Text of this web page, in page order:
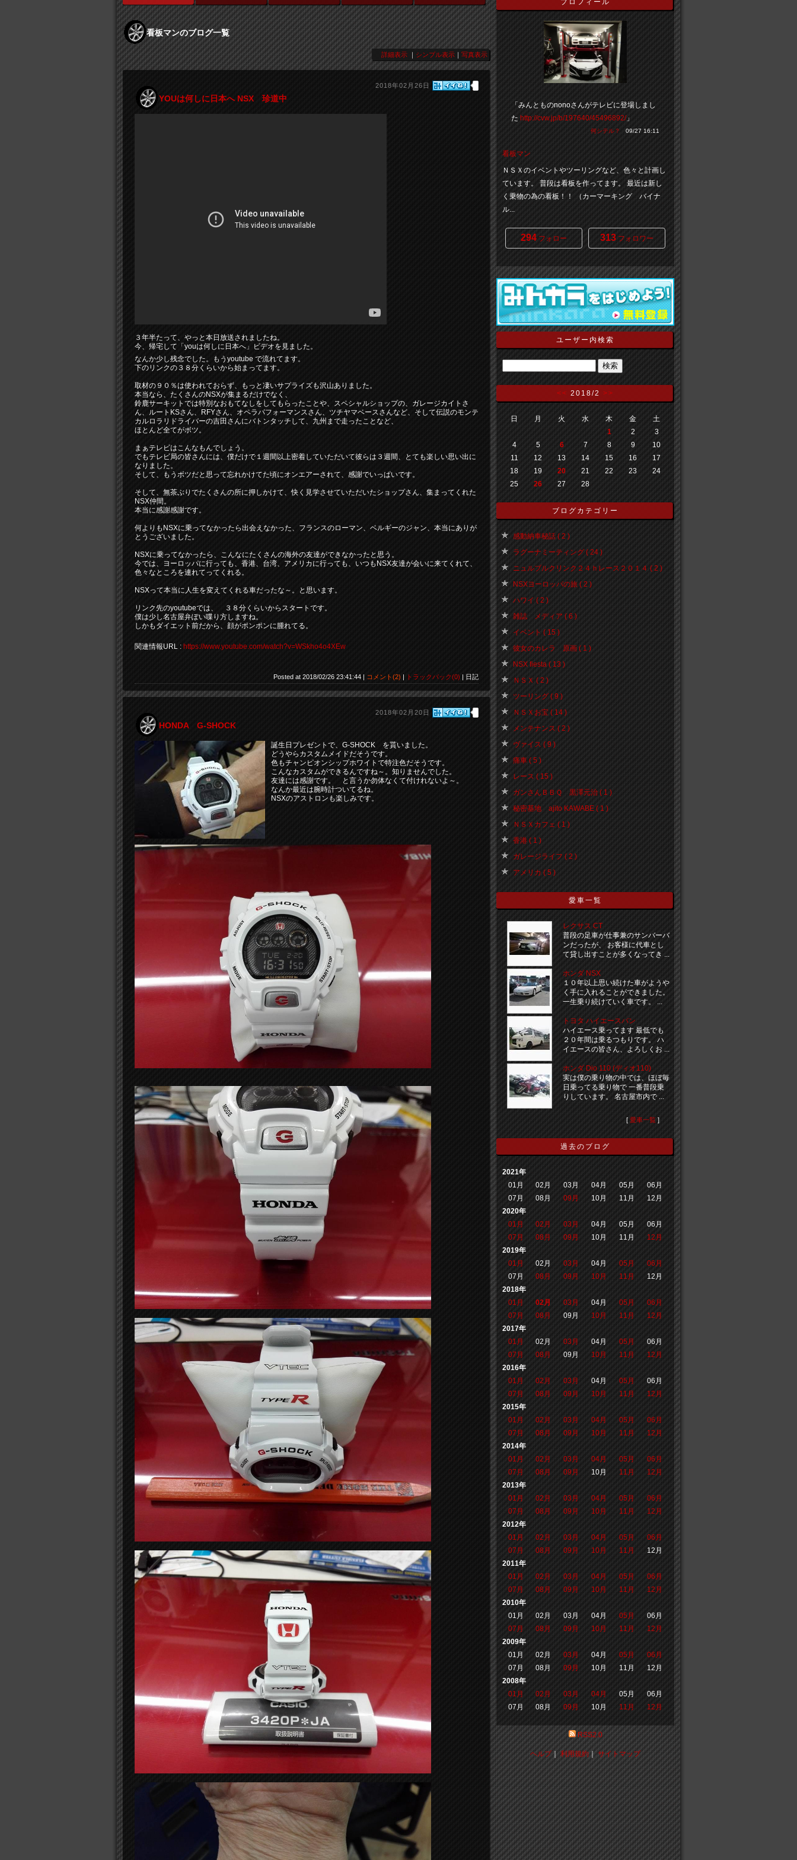
看板マンのブログ一覧
詳細表示 ｜ シンプル表示 ｜ 写真表示
2018年02月26日
YOUは何しに日本へ NSX 珍道中
３年半たって、やっと本日放送されましたね。
今、帰宅して「youは何しに日本へ」ビデオを見ました。
なんか少し残念でした。もうyoutube で流れてます。
下のリンクの３８分くらいから始まってます。
取材の９０％は使われておらず、もっと凄いサプライズも沢山ありました。
本当なら、たくさんのNSXが集まるだけでなく、
鈴鹿サーキットでは特別なおもてなしをしてもらったことや、スペシャルショップの、ガレージカイトさ
ん、ルートKSさん、RFYさん、オペラパフォーマンスさん、ツチヤマベースさんなど、そして伝説のモンテ
カルロラリドライバーの吉田さんにバトンタッチして、九州まで走ったことなど、
ほとんど全てがボツ。
まぁテレビはこんなもんでしょう。
でもテレビ局の皆さんには、僕だけで１週間以上密着していただいて彼らは３週間、とても楽しい思い出に
なりました。
そして、もうボツだと思って忘れかけてた頃にオンエアーされて、感謝でいっぱいです。
そして、無茶ぶりでたくさんの所に押しかけて、快く見学させていただいたショップさん、集まってくれた
NSX仲間。
本当に感謝感謝です。
何よりもNSXに乗ってなかったら出会えなかった、フランスのローマン、ベルギーのジャン、本当にありが
とうございました。
NSXに乗ってなかったら、こんなにたくさんの海外の友達ができなかったと思う。
今では、ヨーロッパに行っても、香港、台湾、アメリカに行っても、いつもNSX友達が会いに来てくれて、
色々なところを連れてってくれる。
NSXって本当に人生を変えてくれる車だったな～。と思います。
リンク先のyoutubeでは、 ３８分くらいからスタートです。
僕は少し名古屋弁ぽい喋り方しますね。
しかもダイエット前だから、顔がポンポンに腫れてる。
関連情報URL : https://www.youtube.com/watch?v=WSkho4o4XEw
Posted at 2018/02/26 23:41:44 | コメント(2) | トラックバック(0) | 日記
2018年02月20日
HONDA G-SHOCK
誕生日プレゼントで、G-SHOCK を貰いました。
どうやらカスタムメイドだそうです。
色もチャンピオンシップホワイトで特注色だそうです。
こんなカスタムができるんですね～。知りませんでした。
友達には感謝です。 と言うか勿体なくて付けれないよ～。
なんか最近は腕時計ついてるね。
NSXのアストロンも楽しみです。
プロフィール
「みんとものnonoさんがテレビに登場しまし
た http://cvw.jp/b/197640/45496892/」
何シテル？ 09/27 16:11
看板マン
ＮＳＸのイベントやツーリングなど、色々と計画し
ています。 普段は看板を作ってます。 最近は新し
く乗物の為の看板！！ （カーマーキング バイナ
ル...
294 フォロー 313 フォロワー
ユーザー内検索
<<2018/2>>
日 月 火 水 木 金
土
1
2
3
4
5 6 7 8 9
10
11
12 13 14 15 16
17
18
19 20 21 22 23
24
25
26 27 28
ブログカテゴリー
感動納車秘話 ( 2 )
ラグーナミーティング ( 24 )
ニュルブルクリンク２４ｈレース２０１４ ( 2 )
NSXヨーロッパの旅 ( 2 )
ハワイ ( 2 )
雑誌 メディア ( 6 )
イベント ( 15 )
彼女のカレラ 原画 ( 1 )
NSX fiesta ( 13 )
ＮＳＸ ( 2 )
ツーリング ( 9 )
ＮＳＸお宝 ( 14 )
メンテナンス ( 2 )
ヴァイス ( 9 )
痛車 ( 5 )
レース ( 15 )
ガンさんＢＢＱ 黒澤元治 ( 1 )
秘密基地 ajito KAWABE ( 1 )
ＮＳＸカフェ ( 1 )
香港 ( 1 )
ガレージライフ ( 2 )
アメリカ ( 5 )
愛車一覧
レクサス CT
普段の足車が仕事兼のサンバーバ
ンだったが、 お客様に代車とし
て貸し出すことが多くなってき ...
ホンダ NSX
１０年以上思い続けた車がようや
く手に入れることができました。
一生乗り続けていく車です。 ...
トヨタ ハイエースバン
ハイエース乗ってます 最低でも
２０年間は乗るつもりです。 ハ
イエースの皆さん、よろしくお ...
ホンダ Dio 110 (ディオ110)
実は僕の乗り物の中では、ほぼ毎
日乗ってる乗り物で 一番普段乗
りしています。 名古屋市内で ...
[ 愛車一覧 ]
過去のブログ
2021年
01月
02月 03月 04月 05月
06月
07月
08月 09月 10月 11月
12月
2020年
01月
02月 03月 04月 05月
06月
07月
08月 09月 10月 11月
12月
2019年
01月
02月 03月 04月 05月
06月
07月
08月 09月 10月 11月
12月
2018年
01月
02月 03月 04月 05月
06月
07月
08月 09月 10月 11月
12月
2017年
01月
02月 03月 04月 05月
06月
07月
08月 09月 10月 11月
12月
2016年
01月
02月 03月 04月 05月
06月
07月
08月 09月 10月 11月
12月
2015年
01月
02月 03月 04月 05月
06月
07月
08月 09月 10月 11月
12月
2014年
01月
02月 03月 04月 05月
06月
07月
08月 09月 10月 11月
12月
2013年
01月
02月 03月 04月 05月
06月
07月
08月 09月 10月 11月
12月
2012年
01月
02月 03月 04月 05月
06月
07月
08月 09月 10月 11月
12月
2011年
01月
02月 03月 04月 05月
06月
07月
08月 09月 10月 11月
12月
2010年
01月
02月 03月 04月 05月
06月
07月
08月 09月 10月 11月
12月
2009年
01月
02月 03月 04月 05月
06月
07月
08月 09月 10月 11月
12月
2008年
01月
02月 03月 04月 05月
06月
07月
08月 09月 10月 11月 12月
RSS2.0
ヘルプ｜利用規約｜ サイトマップ